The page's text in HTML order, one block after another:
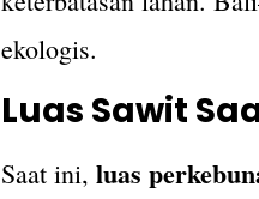
ekologis.
Luas Sawit
Saat ini, luas